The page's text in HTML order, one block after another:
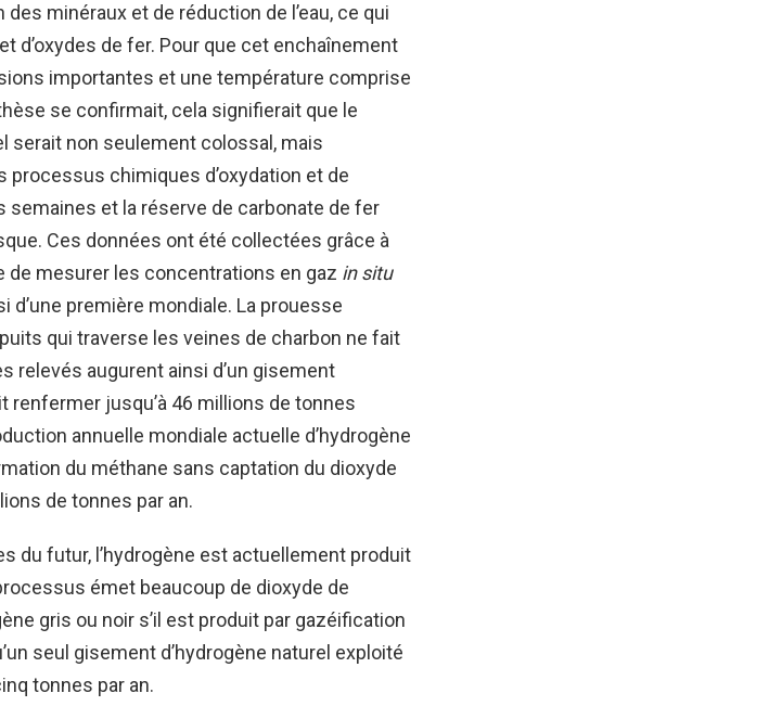
minéraux et de réduction de l’eau, ce qui
d’oxydes de fer. Pour que cet enchaînement
importantes et une température comprise
se confirmait, cela signifierait que le
serait non seulement colossal, mais
processus chimiques d’oxydation et de
et la réserve de carbonate de fer
Ces données ont été collectées grâce à
de mesurer les concentrations en gaz in situ
d’une première mondiale. La prouesse
qui traverse les veines de charbon ne fait
relevés augurent ainsi d’un gisement
jusqu’à 46 millions de tonnes
annuelle mondiale actuelle d’hydrogène
du méthane sans captation du dioxyde
de tonnes par an.
du futur, l’hydrogène est actuellement produit
émet beaucoup de dioxyde de
gris ou noir s’il est produit par gazéification
seul gisement d’hydrogène naturel exploité
tonnes par an.